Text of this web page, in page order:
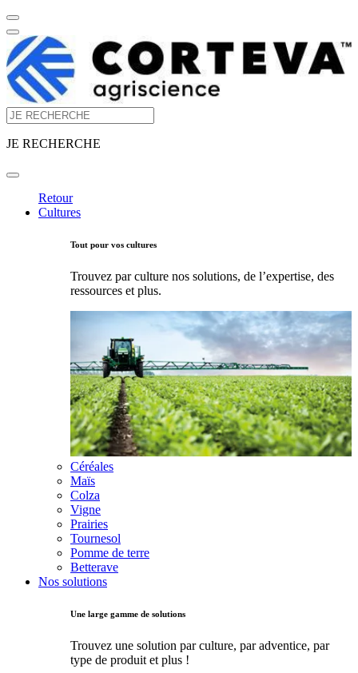
JE RECHERCHE
Retour
Cultures
Tout pour vos cultures
Trouvez par culture nos solutions, de l’expertise, des
ressources et plus.
Céréales
Maïs
Colza
Vigne
Prairies
Tournesol
Pomme de terre
Betterave
Nos solutions
Une large gamme de solutions
Trouvez une solution par culture, par adventice, par
type de produit et plus !